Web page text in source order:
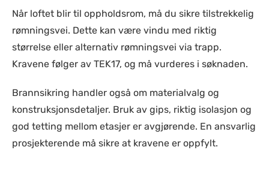
Når loftet blir til oppholdsrom, må du sikre tilstrekkelig
rømningsvei. Dette kan være vindu med riktig
størrelse eller alternativ rømningsvei via trapp.
Kravene følger av TEK17, og må vurderes i søknaden.
Brannsikring handler også om materialvalg og
konstruksjonsdetaljer. Bruk av gips, riktig isolasjon og
god tetting mellom etasjer er avgjørende. En ansvarlig
prosjekterende må sikre at kravene er oppfylt.